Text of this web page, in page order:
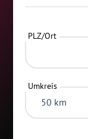
PLZ/Ort
Umkreis
50 km